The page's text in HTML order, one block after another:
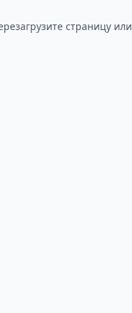
страницу или